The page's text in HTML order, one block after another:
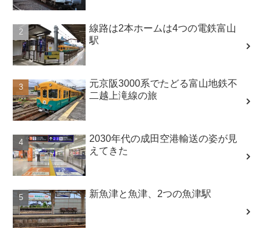
線路は2本ホームは4つの電鉄富山
駅
元京阪3000系でたどる富山地鉄不
二越上滝線の旅
2030年代の成田空港輸送の姿が見
えてきた
新魚津と魚津、2つの魚津駅